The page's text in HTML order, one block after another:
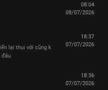
08:04
08/07/2026
lại thui với cũng k
đâu
18:37
07/07/2026
18:36
07/07/2026